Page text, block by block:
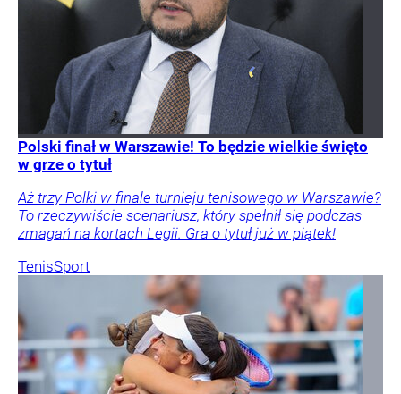
Polski finał w Warszawie! To będzie wielkie święto
w grze o tytuł
Aż trzy Polki w finale turnieju tenisowego w Warszawie?
To rzeczywiście scenariusz, który spełnił się podczas
zmagań na kortach Legii. Gra o tytuł już w piątek!
TenisSport